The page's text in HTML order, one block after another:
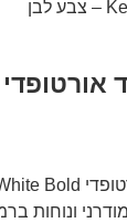
ונוחות